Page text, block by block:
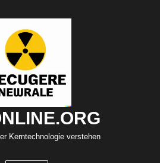
Kerntechnologie verstehen